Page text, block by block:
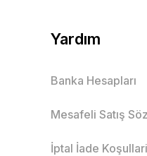
Yardım
Banka Hesapları
Mesafeli Satış
İptal İade Koşullari